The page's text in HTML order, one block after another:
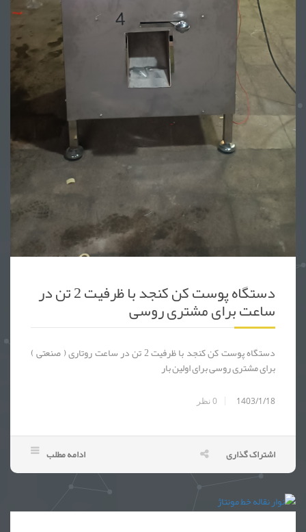
دستگاه پوست کن کنجد با ظرفیت 2 تن در
ساعت برای مشتری روسی
دستگاه پوست کن کنجد با ظرفیت 2 تن در ساعت روتاری ( صنعتی )
برای مشتری روسی برای اولین بار
1403/1/18
0نظر
ادامه مطلب اشتراک گذاری